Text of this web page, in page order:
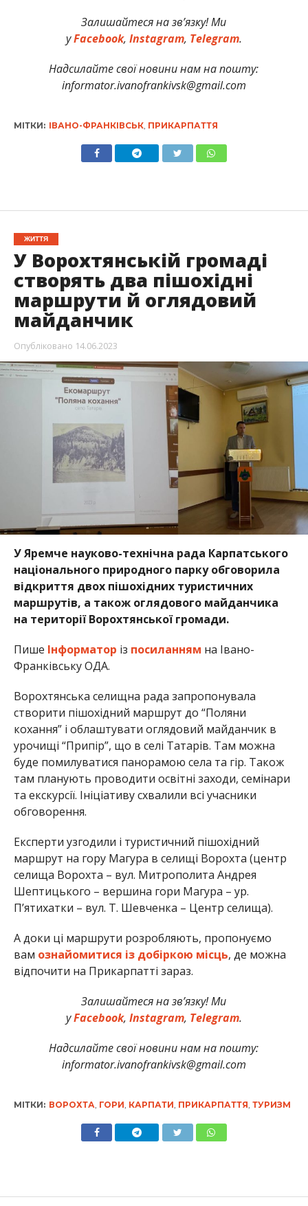
Залишайтеся на зв’язку! Ми
уFacebook, Instagram, Telegram.
Надсилайте свої новини нам на пошту:
informator.ivanofrankivsk@gmail.com
МІТКИ: ІВАНО-ФРАНКІВСЬК, ПРИКАРПАТТЯ
ЖИТТЯ
У Ворохтянській громаді
створять два пішохідні
маршрути й оглядовий
майданчик
Опубліковано 14.06.2023
У Яремче науково-технічна рада Карпатського
національного природного парку обговорила
відкриття двох пішохідних туристичних
маршрутів, а також оглядового майданчика
на території Ворохтянської громади.
Пише Інформатор із посиланням на Івано-
Франківську ОДА.
Ворохтянська селищна рада запропонувала
створити пішохідний маршрут до “Поляни
кохання” і облаштувати оглядовий майданчик в
урочищі “Припір”, що в селі Татарів. Там можна
буде помилуватися панорамою села та гір. Також
там планують проводити освітні заходи, семінари
та екскурсії. Ініціативу схвалили всі учасники
обговорення.
Експерти узгодили і туристичний пішохідний
маршрут на гору Магура в селищі Ворохта (центр
селища Ворохта – вул. Митрополита Андрея
Шептицького – вершина гори Магура – ур.
П’ятихатки – вул. Т. Шевченка – Центр селища).
А доки ці маршрути розробляють, пропонуємо
вам ознайомитися із добіркою місць, де можна
відпочити на Прикарпатті зараз.
Залишайтеся на зв’язку! Ми
уFacebook, Instagram, Telegram.
Надсилайте свої новини нам на пошту:
informator.ivanofrankivsk@gmail.com
МІТКИ: ВОРОХТА ГОРИ КАРПАТИ ПРИКАРПАТТЯ ТУРИЗМ